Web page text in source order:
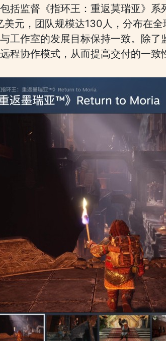
括监督《指环王：重返莫瑞亚》
美元，团队规模达130人，分布在
工作室的发展目标保持一致。除
程协作模式，从而提高交付的一致